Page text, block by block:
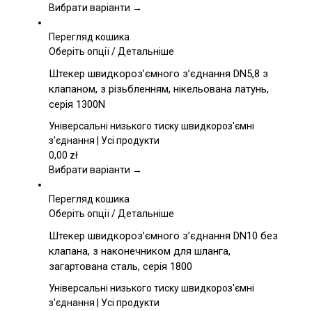
вибрати
сторінці
товару
Вибрати варіанти →
Перегляд кошика
Оберіть опціїЦей
має
кілька
Параметри
можна
на
товару
/Детальніше
Штекер швидкороз’ємного з’єднання DN5,8 з
клапаном, з різьбленням, нікельована латунь,
серія 1300N
Універсальні низького тиску швидкороз'ємні
з'єднання | Усі продукти
0,00 zł
Вибрати варіанти →
Перегляд кошика
Оберіть опціїЦей
має
кілька
варіантів.
Параметри
можна
/Детальніше
Штекер швидкороз’ємного з’єднання DN10 без
клапана, з наконечником для шланга,
загартована сталь, серія 1800
Універсальні низького тиску швидкороз'ємні
з'єднання | Усі продукти